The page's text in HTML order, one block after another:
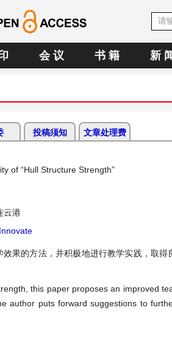
会 议 书 籍 新
投稿须知 文章处理费
of “Hull Structure Strength”
云港
Innovate
果的方法，并积极地进行教学实践，取
this paper proposes an improved
author puts forward suggestions to